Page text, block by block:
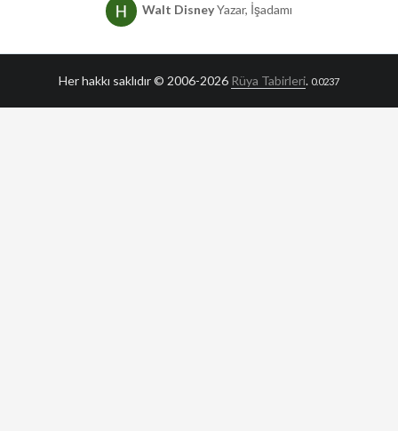
Walt DisneyYazar, İşadamı
Her hakkı saklıdır © 2006-2026 Rüya Tabirleri. 0.0237